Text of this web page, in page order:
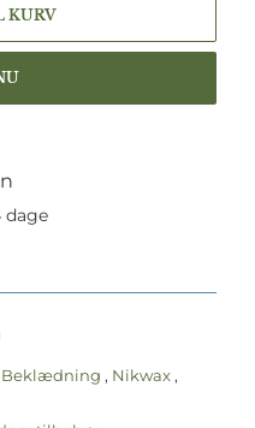
KURV
dage
Beklædning , Nikwax,